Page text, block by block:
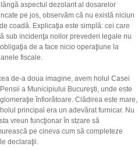
lângă aspectul dezolant al dosarelor
pe jos, observăm că nu există niciun
coadă. Explicaţia este simplă: cei care
sub incidenţa noilor prevederi legale nu
de a face nicio operaţiune la
fiscale.
de-a doua imagine, avem holul Casei
a Municipiului Bucureşti, unde este
înfiorătoare. Clădirea este mare,
principal era un adevărat furnicar. Nu
vreun funcţionar în stzare să
pe cineva cum să completeze
declaraţii.